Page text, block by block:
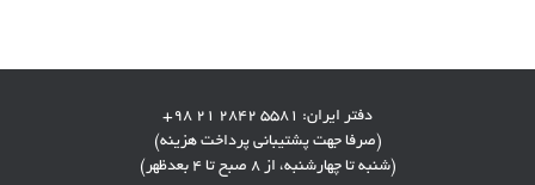
دفتر ایران: +98 21 2842 5581
(صرفا جهت پشتیبانی پرداخت هزینه)
(شنبه تا چهارشنبه، از ۸ صبح تا ۴ بعدظهر)